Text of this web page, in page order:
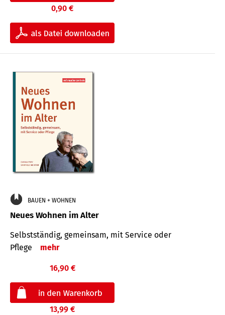
0,90 €
BAUEN + WOHNEN
Neues Wohnen im Alter
Selbstständig, gemeinsam, mit Service oder
Pflege
mehr
16,90 €
13,99 €